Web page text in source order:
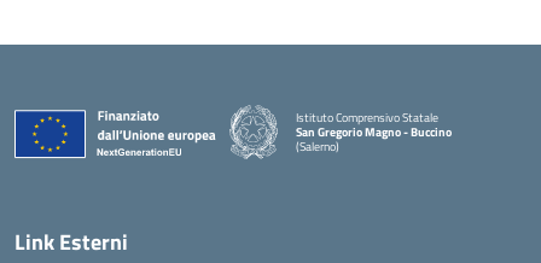
Istituto Comprensivo Statale
San Gregorio Magno - Buccino
(Salerno)
Link Esterni